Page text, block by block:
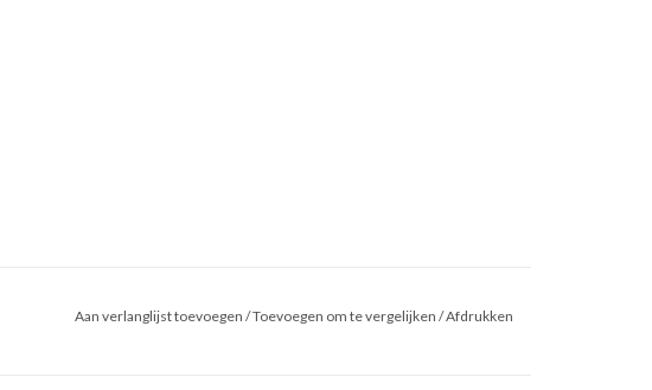
Aan verlanglijst toevoegen /Toevoegen om te vergelijken /Afdrukken